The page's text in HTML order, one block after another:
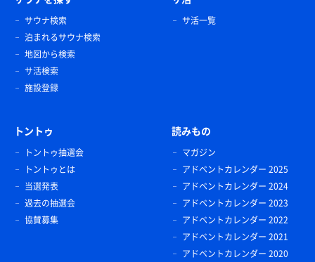
サウナ検索
泊まれるサウナ検索
地図から検索
サ活検索
施設登録
サ活一覧
トントゥ
トントゥ抽選会
トントゥとは
当選発表
過去の抽選会
協賛募集
読みもの
マガジン
アドベントカレンダー 2025
アドベントカレンダー 2024
アドベントカレンダー 2023
アドベントカレンダー 2022
アドベントカレンダー 2021
アドベントカレンダー 2020